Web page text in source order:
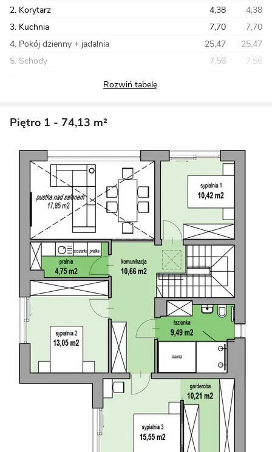
2. Korytarz
4,38
4,38
3. Kuchnia
7,70
7,70
4. Pokój dzienny + jadalnia
25,47
25,47
5. Schody
7,56
7,56
Piętro 1 - 74,13 m²